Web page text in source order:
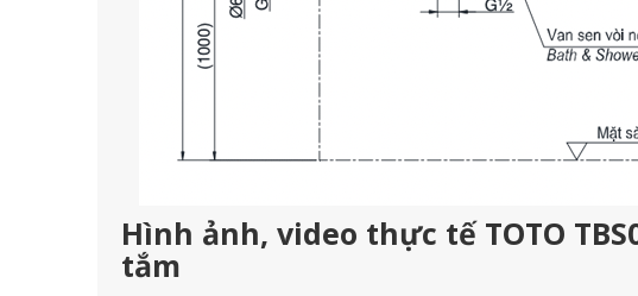
Hình ảnh, video thực tế TOTO
tắm